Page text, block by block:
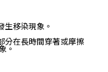
移染現象。
分在長時間穿著或摩擦
。